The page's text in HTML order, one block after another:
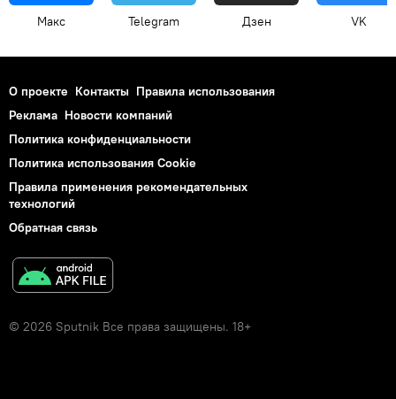
Макс Telegram Дзен VK
О проекте Контакты Правила использования
Реклама Новости компаний
Политика конфиденциальности
Политика использования Cookie
Правила применения рекомендательных
технологий
Обратная связь
© 2026 Sputnik Все права защищены. 18+